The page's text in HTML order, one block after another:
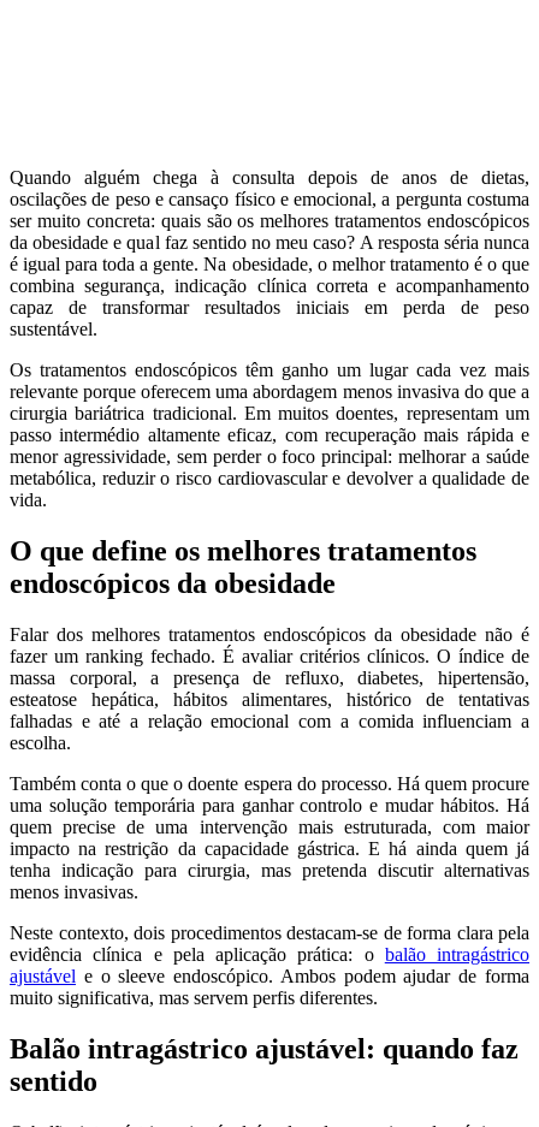
Quando alguém chega à consulta depois de anos de dietas,
oscilações de peso e cansaço físico e emocional, a pergunta costuma
ser muito concreta: quais são os melhores tratamentos endoscópicos
da obesidade e qual faz sentido no meu caso? A resposta séria nunca
é igual para toda a gente. Na obesidade, o melhor tratamento é o que
combina segurança, indicação clínica correta e acompanhamento
capaz de transformar resultados iniciais em perda de peso
sustentável.
Os tratamentos endoscópicos têm ganho um lugar cada vez mais
relevante porque oferecem uma abordagem menos invasiva do que a
cirurgia bariátrica tradicional. Em muitos doentes, representam um
passo intermédio altamente eficaz, com recuperação mais rápida e
menor agressividade, sem perder o foco principal: melhorar a saúde
metabólica, reduzir o risco cardiovascular e devolver a qualidade de
vida.
O que define os melhores tratamentos
endoscópicos da obesidade
Falar dos melhores tratamentos endoscópicos da obesidade não é
fazer um ranking fechado. É avaliar critérios clínicos. O índice de
massa corporal, a presença de refluxo, diabetes, hipertensão,
esteatose hepática, hábitos alimentares, histórico de tentativas
falhadas e até a relação emocional com a comida influenciam a
escolha.
Também conta o que o doente espera do processo. Há quem procure
uma solução temporária para ganhar controlo e mudar hábitos. Há
quem precise de uma intervenção mais estruturada, com maior
impacto na restrição da capacidade gástrica. E há ainda quem já
tenha indicação para cirurgia, mas pretenda discutir alternativas
menos invasivas.
Neste contexto, dois procedimentos destacam-se de forma clara pela
evidência clínica e pela aplicação prática: o balão intragástrico
ajustável e o sleeve endoscópico. Ambos podem ajudar de forma
muito significativa, mas servem perfis diferentes.
Balão intragástrico ajustável: quando faz
sentido